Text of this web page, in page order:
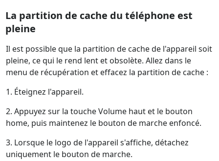
La partition de cache du téléphone est
pleine
Il est possible que la partition de cache de l'appareil soit
pleine, ce qui le rend lent et obsolète. Allez dans le
menu de récupération et effacez la partition de cache :
1. Éteignez l'appareil.
2. Appuyez sur la touche Volume haut et le bouton
home, puis maintenez le bouton de marche enfoncé.
3. Lorsque le logo de l'appareil s'affiche, détachez
uniquement le bouton de marche.